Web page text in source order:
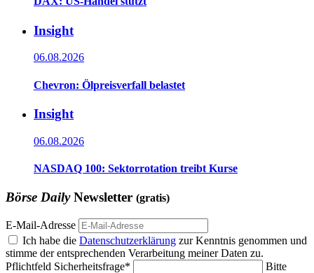
Insight
06.08.2026
Chevron: Ölpreisverfall belastet
Insight
06.08.2026
NASDAQ 100: Sektorrotation treibt Kurse
Börse DailyNewsletter (gratis)
E-Mail-Adresse
Ich habe die Datenschutzerklärung zur Kenntnis genommen und
stimme der entsprechenden Verarbeitung meiner Daten zu.
Pflichtfeld Sicherheitsfrage*
Bitte